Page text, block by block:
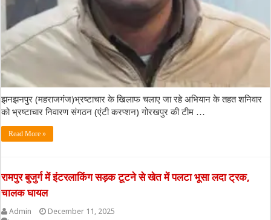
झनझनपुर (महराजगंज)भ्रष्टाचार के खिलाफ चलाए जा रहे अभियान के तहत शनिवार
को भ्रष्टाचार निवारण संगठन (एंटी करप्शन) गोरखपुर की टीम …
Read More »
रामपुर बुजुर्ग में इंटरलाकिंग सड़क टूटने से खेत में पलटा भूसा लदा ट्रक,
चालक घायल
Admin
December 11, 2025